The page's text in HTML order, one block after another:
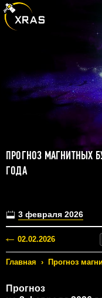
ПРОГНОЗ МАГНИТНЫХ
ГОДА
3 февраля 2026
02.02.2026
Главная › Прогноз
Прогноз